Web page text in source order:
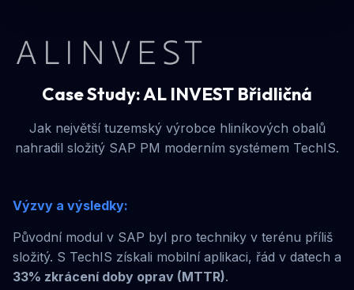
Case Study: AL INVEST Břidličná
Jak největší tuzemský výrobce hliníkových obalů
nahradil složitý SAP PM moderním systémem TechIS.
Výzvy a výsledky:
Původní modul v SAP byl pro techniky v terénu příliš
složitý. S TechIS získali mobilní aplikaci, řád v datech a
33% zkrácení doby oprav (MTTR).